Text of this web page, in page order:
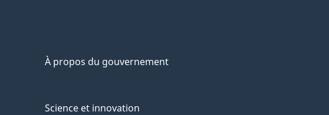
À propos du gouvernement
Science et innovation